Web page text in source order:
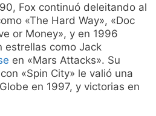
Fox continuó deleitando al
«The Hard Way», «Doc
or Money», y en 1996
estrellas como Jack
en «Mars Attacks». Su
«Spin City» le valió una
en 1997, y victorias en